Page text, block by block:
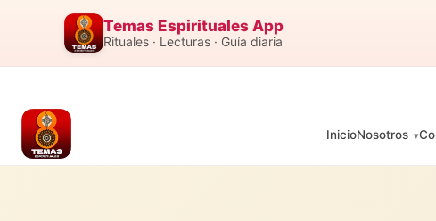
Temas Espirituales App
Rituales · Lecturas · Guía diaria
InicioNosotros